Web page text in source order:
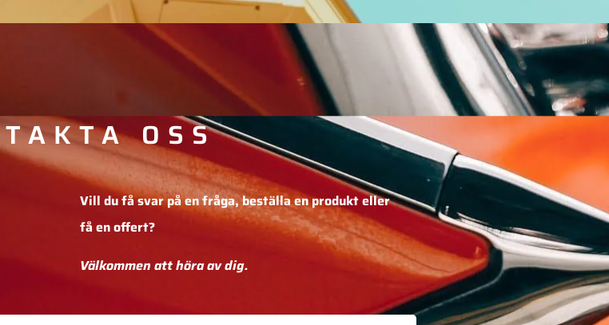
OSS
Vill du få svar på en fråga,beställa en produkt eller
få en offert?
Välkommen att höra av dig.